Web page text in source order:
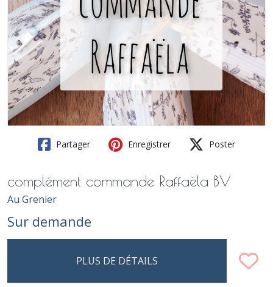
Partager Enregistrer Poster
complément commande Raffaëla BV
Au Grenier
Sur demande
PLUS DE DÉTAILS